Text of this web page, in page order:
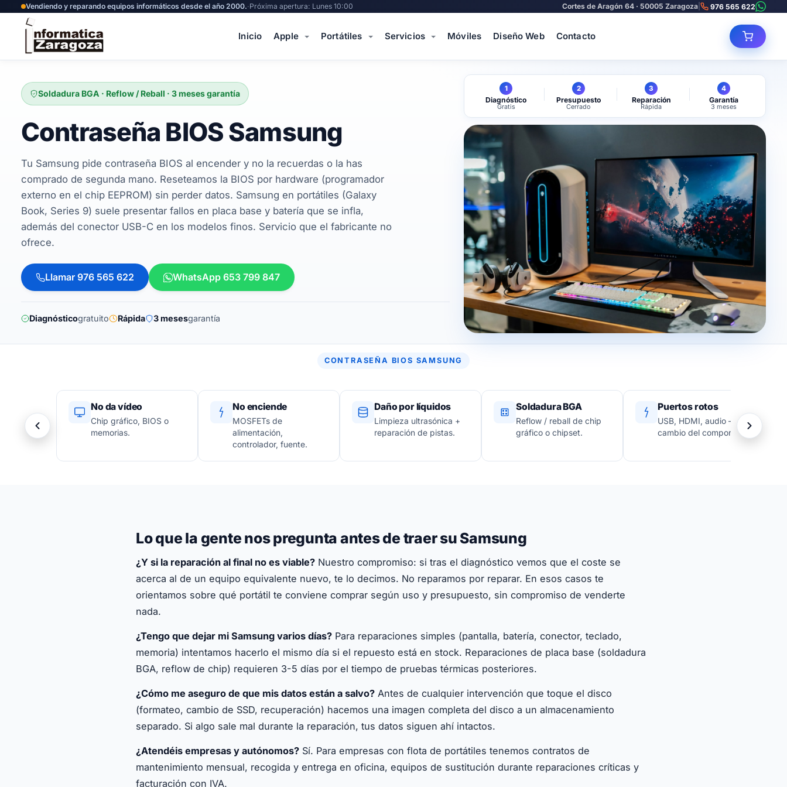
Vendiendo y reparando equipos informáticos desde el año 2000.·Próxima apertura: Lunes 10:00 Cortes de Aragón 64 · 50005 Zaragoza 976 565 622
Inicio Apple Portátiles Servicios Móviles Diseño Web Contacto
Soldadura BGA · Reflow / Reball · 3 meses garantía
Contraseña BIOS Samsung
Tu Samsung pide contraseña BIOS al encender y no la recuerdas o la has
comprado de segunda mano. Reseteamos la BIOS por hardware (programador
externo en el chip EEPROM) sin perder datos. Samsung en portátiles (Galaxy
Book, Series 9) suele presentar fallos en placa base y batería que se infla,
además del conector USB-C en los modelos finos. Servicio que el fabricante no
ofrece.
Llamar 976 565 622 WhatsApp 653 799 847
Diagnósticogratuito Rápida 3 mesesgarantía
1
Diagnóstico
Gratis
2
Presupuesto
Cerrado
3
Reparación
Rápida
4
Garantía
3 meses
CONTRASEÑA BIOS SAMSUNG
No da vídeo
Chip gráfico, BIOS o
memorias.
No enciende
MOSFETs de
alimentación,
controlador, fuente.
Daño por líquidos
Limpieza ultrasónica +
reparación de pistas.
Soldadura BGA
Reflow / reball de chip
gráfico o chipset.
Puertos rotos
USB, HDMI, audio —
cambio del componente.
Lo que la gente nos pregunta antes de traer su Samsung
¿Y si la reparación al final no es viable? Nuestro compromiso: si tras el diagnóstico vemos que el coste se
acerca al de un equipo equivalente nuevo, te lo decimos. No reparamos por reparar. En esos casos te
orientamos sobre qué portátil te conviene comprar según uso y presupuesto, sin compromiso de venderte
nada.
¿Tengo que dejar mi Samsung varios días? Para reparaciones simples (pantalla, batería, conector, teclado,
memoria) intentamos hacerlo el mismo día si el repuesto está en stock. Reparaciones de placa base (soldadura
BGA, reflow de chip) requieren 3-5 días por el tiempo de pruebas térmicas posteriores.
¿Cómo me aseguro de que mis datos están a salvo? Antes de cualquier intervención que toque el disco
(formateo, cambio de SSD, recuperación) hacemos una imagen completa del disco a un almacenamiento
separado. Si algo sale mal durante la reparación, tus datos siguen ahí intactos.
¿Atendéis empresas y autónomos? Sí. Para empresas con flota de portátiles tenemos contratos de
mantenimiento mensual, recogida y entrega en oficina, equipos de sustitución durante reparaciones críticas y
facturación con IVA.